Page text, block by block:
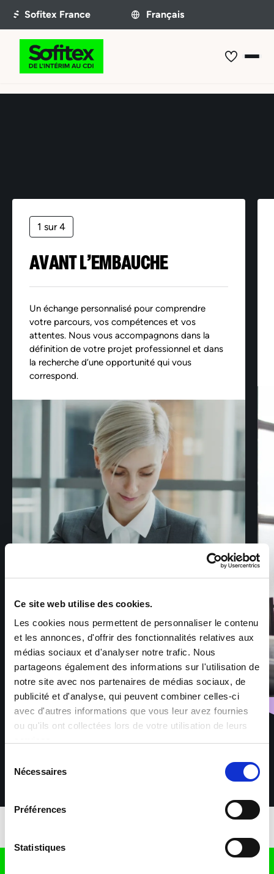
Ce site web utilise des cookies.
Les cookies nous permettent de personnaliser le contenu
et les annonces, d'offrir des fonctionnalités relatives aux
médias sociaux et d'analyser notre trafic. Nous
partageons également des informations sur l'utilisation de
notre site avec nos partenaires de médias sociaux, de
publicité et d'analyse, qui peuvent combiner celles-ci
avec d'autres informations que vous leur avez fournies
ou qu'ils ont collectées lors de votre utilisation de leurs
Nécessaires
Préférences
Statistiques
1 sur 4
AVANT L’EMBAUCHE
Un échange personnalisé pour comprendre
votre parcours, vos compétences et vos
attentes. Nous vous accompagnons dans la
définition de votre projet professionnel et dans
la recherche d’une opportunité qui vous
correspond.